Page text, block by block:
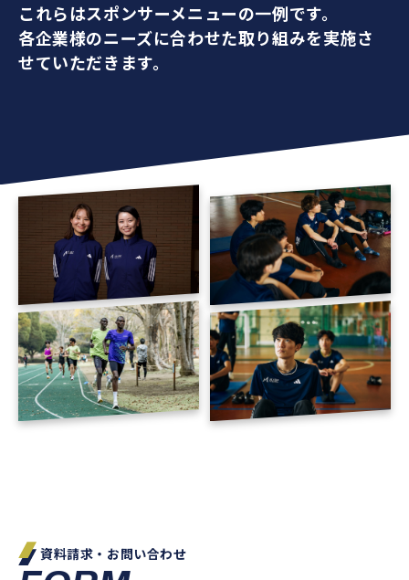
これらはスポンサーメニューの一例です。
各企業様のニーズに合わせた取り組みを実施さ
せていただきます。
資料請求・お問い合わせ